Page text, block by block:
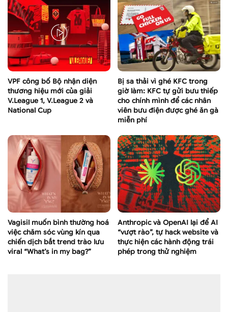
VPF công bố Bộ nhận diện
thương hiệu mới của giải
V.League 1, V.League 2 và
National Cup
Bị sa thải vì ghé KFC trong
giờ làm: KFC tự gửi bưu thiếp
cho chính mình để các nhân
viên bưu điện được ghé ăn gà
miễn phí
Vagisil muốn bình thường hoá
việc chăm sóc vùng kín qua
chiến dịch bắt trend trào lưu
viral “What’s in my bag?”
Anthropic và OpenAI lại để AI
“vượt rào”, tự hack website và
thực hiện các hành động trái
phép trong thử nghiệm